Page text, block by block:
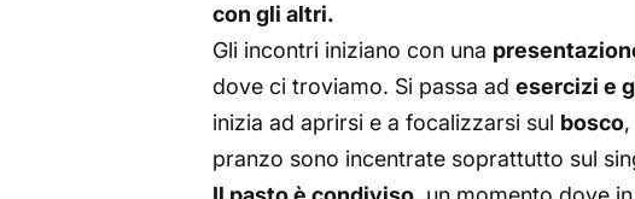
con gli altri.
Gli incontri iniziano con una
dove ci troviamo. Si passa ad esercizi e
inizia ad aprirsi e a focalizzarsi sul bosco
pranzo sono incentrate soprattutto sul